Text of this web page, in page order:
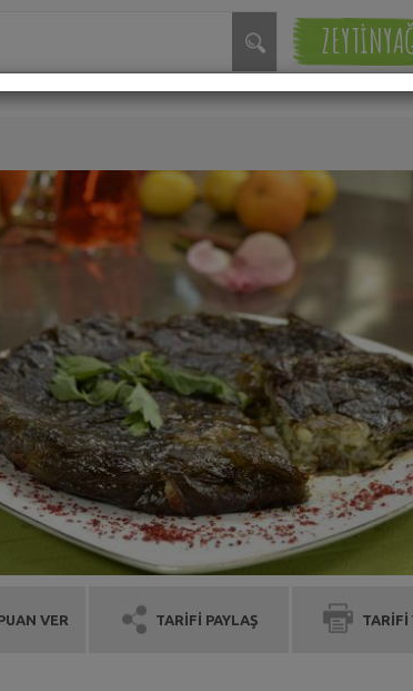
VER TARİFİ PAYLAŞ TARİFİ